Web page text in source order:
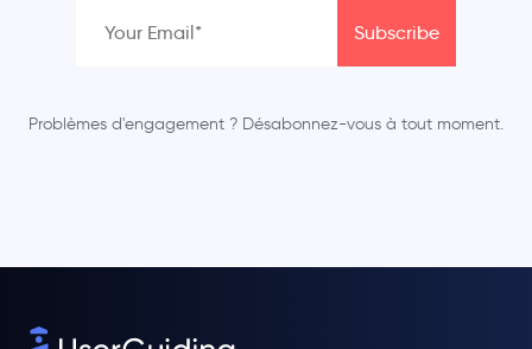
Problèmes d'engagement ? Désabonnez-vous à tout moment.